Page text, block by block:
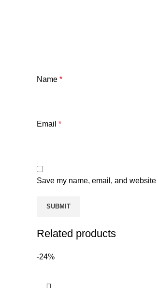
Name *
Email *
Save my name, email, and
Related products
-24%